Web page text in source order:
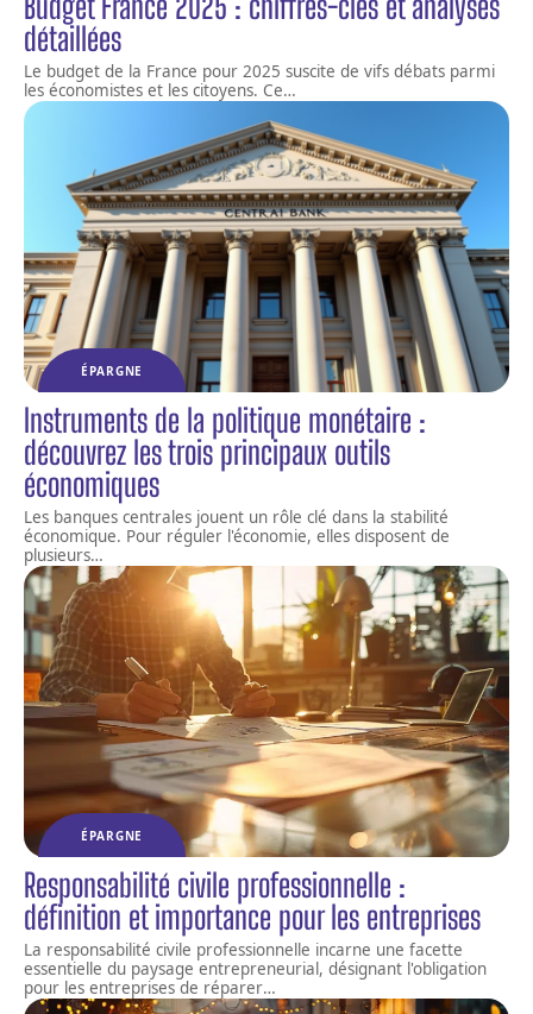
détaillées
Le budget de la France pour 2025 suscite de vifs débats parmi
les économistes et les citoyens. Ce…
ÉPARGNE
Instruments de la politique monétaire :
découvrez les trois principaux outils
économiques
Les banques centrales jouent un rôle clé dans la stabilité
économique. Pour réguler l'économie, elles disposent de
plusieurs…
ÉPARGNE
Responsabilité civile professionnelle :
définition et importance pour les entreprises
La responsabilité civile professionnelle incarne une facette
essentielle du paysage entrepreneurial, désignant l'obligation
pour les entreprises de réparer…